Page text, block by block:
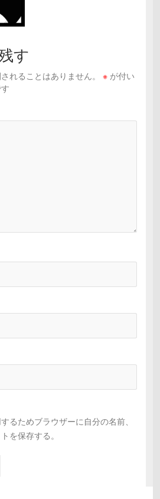
す
れることはありません。 ※ が付い
るためブラウザーに自分の名前、
を保存する。